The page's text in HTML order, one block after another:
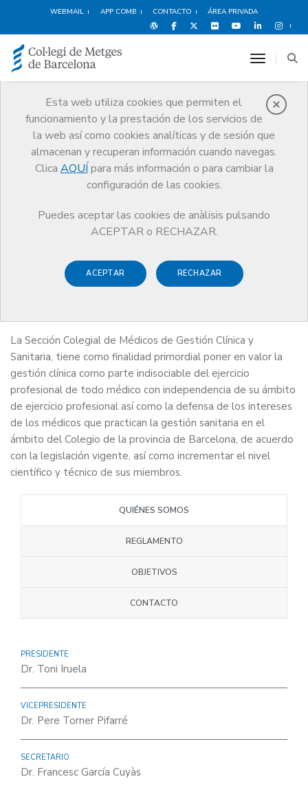
WEBMAIL APP COMB CONTACTO ÁREA PRIVADA
Esta web utiliza cookies que permiten el
funcionamiento y la prestación de los servicios de
la web así como cookies analíticas y de sesión que
almacenan y recuperan información cuando navegas.
Clica AQUÍ para más información o para cambiar la
configuración de las cookies.
Puedes aceptar las cookies de anàlisis pulsando
ACEPTAR o RECHAZAR.
ACEPTAR RECHAZAR
toggle
Quiénes somos
El CoMB
Secciones colegiales
Médicos de Gestión Clínica y Sanitaria
Médicos de Gestión Clínica y
La Sección Colegial de Médicos de Gestión Clínica y
Sanitaria, tiene como finalidad primordial poner en valor la
gestión clínica como parte indisociable del ejercicio
profesional de todo médico con independencia de su ámbito
de ejercicio profesional así como la defensa de los intereses
de los médicos que practican la gestión sanitaria en el
ámbito del Colegio de la provincia de Barcelona, ​​de acuerdo
con la legislación vigente, así como incrementar el nivel
científico y técnico de sus miembros.
QUIÉNES SOMOS
REGLAMENTO
OBJETIVOS
CONTACTO
PRESIDENTE
Dr. Toni Iruela
VICEPRESIDENTE
Dr. Pere Torner Pifarré
SECRETARIO
Dr. Francesc García Cuyàs